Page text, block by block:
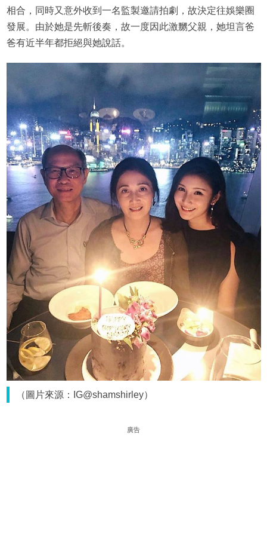
相合，同時又意外收到一名監製邀請拍劇，故決定往娛樂圈
發展。由於她是先斬後奏，故一度因此激嬲父親，她坦言爸
爸有近半年都拒絕與她說話。
（圖片來源：IG@shamshirley）
廣告